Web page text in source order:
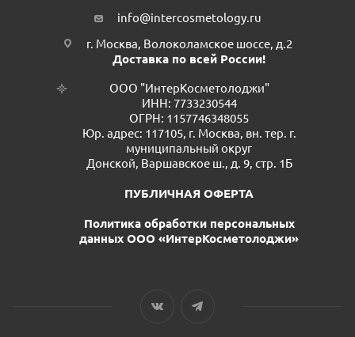
info@intercosmetology.ru
г. Москва, Волоколамское шоссе, д.2
Доставка по всей России!
ООО "ИнтерКосметолоджи"
ИНН: 7733230544
ОГРН: 1157746348055
Юр. адрес: 117105, г. Москва, вн. тер. г.
муниципальный округ
Донской, Варшавское ш., д. 9, стр. 1Б
ПУБЛИЧНАЯ ОФЕРТА
Политика обработки персональных
данных ООО «ИнтерКосметолоджи»